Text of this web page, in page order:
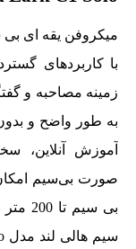
با کاربردهای
زمینه مصاحبه و
به طور واضح و
آموزش آنلاین،
صورت بی‌سیم امکان
بی‌